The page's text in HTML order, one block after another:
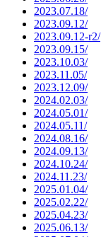
2023.07.18/
2023.09.12/
2023.09.12-r2/
2023.09.15/
2023.10.03/
2023.11.05/
2023.12.09/
2024.02.03/
2024.05.01/
2024.05.11/
2024.08.16/
2024.09.13/
2024.10.24/
2024.11.23/
2025.01.04/
2025.02.22/
2025.04.23/
2025.06.13/